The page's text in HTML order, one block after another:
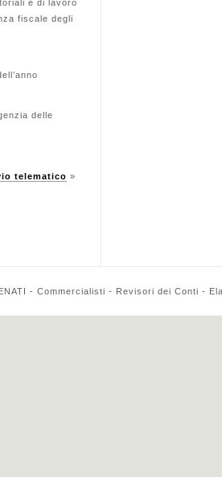
e di lavoro
fiscale degli
delle
telematico »
- Commercialisti - Revisori dei Conti -